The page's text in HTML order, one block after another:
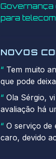
Governança
para
NOVOS
“Tem muito
que pode
“Ola Sérgio,
avaliação há
“O serviço de
caro, devido